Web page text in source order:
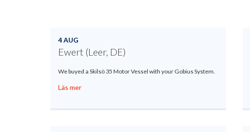
4 AUG
Ewert (Leer, DE)
We buyed a Skilsö 35 Motor Vessel with your Gobius System.
Läs mer